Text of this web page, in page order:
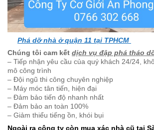
Phá dỡ nhà ở quận 11 tại TPHCM
Chúng tôi cam kết dịch vụ đập phá tháo
– Tiếp nhận yêu cầu của quý khách 24/24,
mô công trình
– Đội ngũ thi công chuyên nghiệp
– Máy móc tân tiến, hiện đại
– Đảm bảo tiến độ nhanh nhất
– Đảm bảo an toàn 100%
– Giảm thiểu tiếng ồn, khói bụi